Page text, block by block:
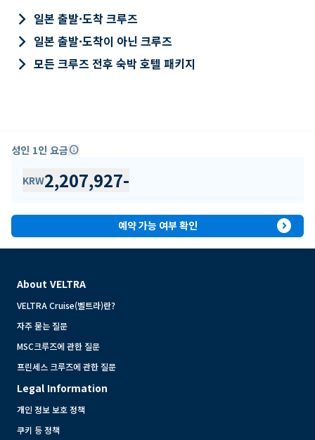
keyboard_arrow_right 일본 출발·도착 크루즈
keyboard_arrow_right 일본 출발·도착이 아닌 크루즈
keyboard_arrow_right 모든 크루즈 전후 숙박 호텔 패키지
성인 1인 요금info
KRW2,207,927-
예약 가능 여부 확인 expand_circle_right
About VELTRA
VELTRA Cruise(벨트라)란?
자주 묻는 질문
MSC크루즈에 관한 질문
프린세스 크루즈에 관한 질문
Legal Information
개인 정보 보호 정책
쿠키 등 정책